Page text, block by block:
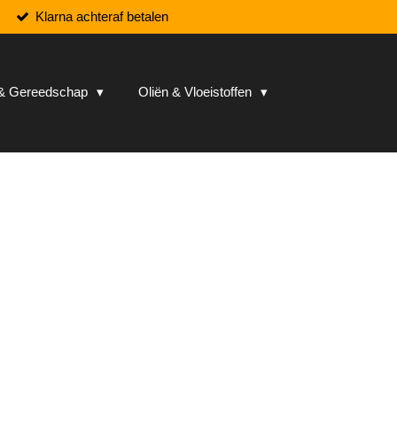
Klarna achteraf betalen
Gereedschap Oliën & Vloeistoffen